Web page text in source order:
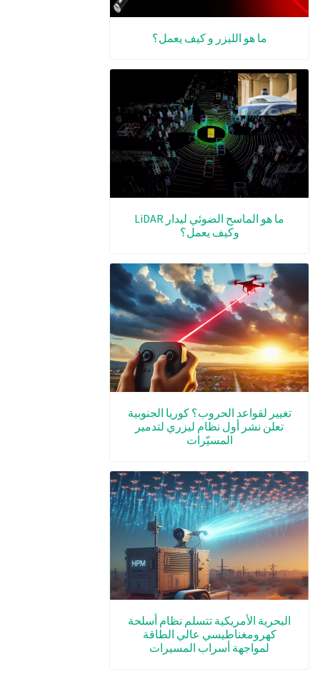
ما هو الليزر و كيف يعمل؟
ما هو الماسح الضوئي ليدار LiDAR
وكيف يعمل؟
تغيير لقواعد الحروب؟ كوريا الجنوبية
تعلن نشر أول نظام ليزري لتدمير
المسيّرات
البحرية الأمريكية تتسلم نظام أسلحة
كهرومغناطيسي عالي الطاقة
لمواجهة أسراب المسيرات